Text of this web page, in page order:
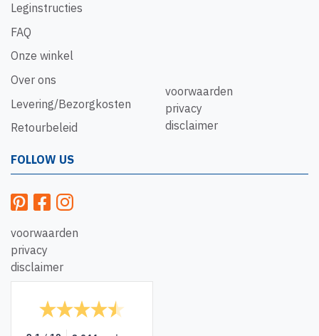
Leginstructies
FAQ
Onze winkel
Over ons
Levering/Bezorgkosten
Retourbeleid
voorwaarden
privacy
disclaimer
FOLLOW US
voorwaarden
privacy
disclaimer